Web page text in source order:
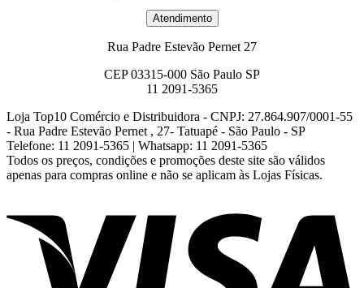
Rua Padre Estevão Pernet 27
CEP 03315-000 São Paulo SP
11 2091-5365
Loja Top10 Comércio e Distribuidora - CNPJ: 27.864.907/0001-55
- Rua Padre Estevão Pernet , 27- Tatuapé - São Paulo - SP
Telefone: 11 2091-5365 | Whatsapp: 11 2091-5365
Todos os preços, condições e promoções deste site são válidos
apenas para compras online e não se aplicam às Lojas Físicas.